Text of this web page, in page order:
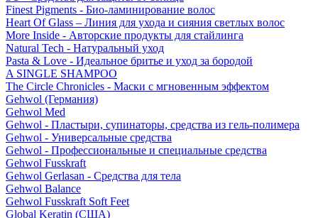
Finest Pigments - Био-ламинирование волос
Heart Of Glass – Линия для ухода и сияния светлых волос
More Inside - Авторские продукты для стайлинга
Natural Tech - Натуральный уход
Pasta & Love - Идеальное бритье и уход за бородой
A SINGLE SHAMPOO
The Circle Chronicles - Маски с мгновенным эффектом
Gehwol (Германия)
Gehwol Med
Gehwol - Пластыри, супинаторы, средства из гель-полимера
Gehwol - Универсальные средства
Gehwol - Профессиональные и специальные средства
Gehwol Fusskraft
Gehwol Gerlasan - Средства для тела
Gehwol Balance
Gehwol Fusskraft Soft Feet
Global Keratin (США)